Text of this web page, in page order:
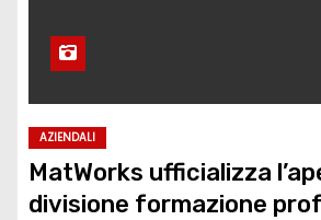
AZIENDALI
MatWorks ufficializza
divisione formazione